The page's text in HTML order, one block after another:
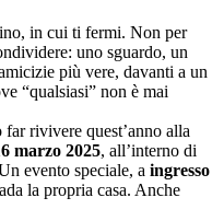
in cui ti fermi. Non per
uno sguardo, un
più vere, davanti a un
“qualsiasi” non è mai
rivivere quest’anno alla
marzo 2025, all’interno di
evento speciale, a ingresso
la propria casa. Anche